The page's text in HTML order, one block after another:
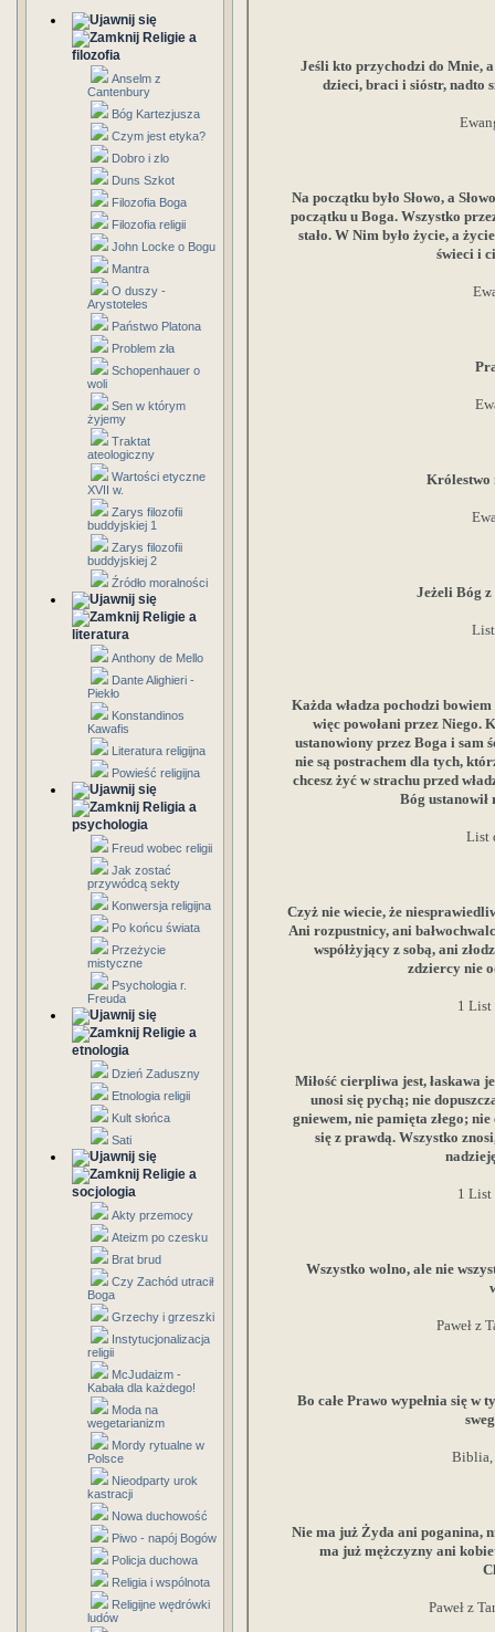
Religie a
filozofia
Anselm z
Cantenbury
Bóg Kartezjusza
Czym jest etyka?
Dobro i zlo
Duns Szkot
Filozofia Boga
Filozofia religii
John Locke o Bogu
Mantra
O duszy -
Arystoteles
Państwo Platona
Problem zła
Schopenhauer o
woli
Sen w którym
żyjemy
Traktat
ateologiczny
Wartości etyczne
XVII w.
Zarys filozofii
buddyjskiej 1
Zarys filozofii
buddyjskiej 2
Źródło moralności
Religie a
literatura
Anthony de Mello
Dante Alighieri -
Piekło
Konstandinos
Kawafis
Literatura religijna
Powieść religijna
Religia a
psychologia
Freud wobec religii
Jak zostać
przywódcą sekty
Konwersja religijna
Po końcu świata
Przeżycie
mistyczne
Psychologia r.
Freuda
Religie a
etnologia
Dzień Zaduszny
Etnologia religii
Kult słońca
Sati
Religie a
socjologia
Akty przemocy
Ateizm po czesku
Brat brud
Czy Zachód utracił
Boga
Grzechy i grzeszki
Instytucjonalizacja
religii
McJudaizm -
Kabała dla każdego!
Moda na
wegetarianizm
Mordy rytualne w
Polsce
Nieodparty urok
kastracji
Nowa duchowość
Piwo - napój Bogów
Policja duchowa
Religia i wspólnota
Religijne wędrówki
ludów
Jeśli kto przychodzi do Mnie,
dzieci, braci i sióstr, nadto
Na początku było Słowo, a
początku u Boga. Wszystko
stało. W Nim było życie, a
świeci i
Królestwo
Jeżeli Bóg
Każda władza pochodzi
więc powołani przez Niego.
ustanowiony przez Boga i sam
nie są postrachem dla tych,
chcesz żyć w strachu przed
Bóg
List
Czyż nie wiecie, że
Ani rozpustnicy, ani
współżyjący z sobą, ani
zdziercy nie
1 List
Miłość cierpliwa jest, łaskawa
unosi się pychą; nie
gniewem, nie pamięta złego;
się z prawdą. Wszystko
1 List
Wszystko wolno, ale nie
Paweł z
Bo całe Prawo wypełnia się w
Biblia,
Nie ma już Żyda ani poganina,
ma już mężczyzny ani
Paweł z